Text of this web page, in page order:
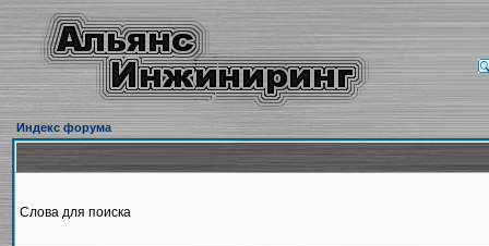
Индекс форума
Слова для поиска